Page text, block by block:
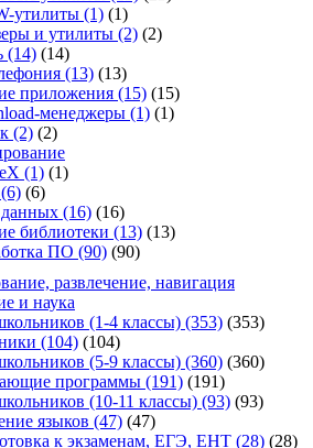
утилиты (1) (1)
и утилиты (2) (2)
(14) (14)
(13) (13)
приложения (15) (15)
менеджеры (1) (1)
(2) (2)
(1) (1)
(6) (6)
(16) (16)
библиотеки (13) (13)
ПО (90) (90)
развлечение, навигация
и наука
(1-4 классы) (353) (353)
(104) (104)
(5-9 классы) (360) (360)
программы (191) (191)
(10-11 классы) (93) (93)
языков (47) (47)
к экзаменам, ЕГЭ, ЕНТ (28) (28)